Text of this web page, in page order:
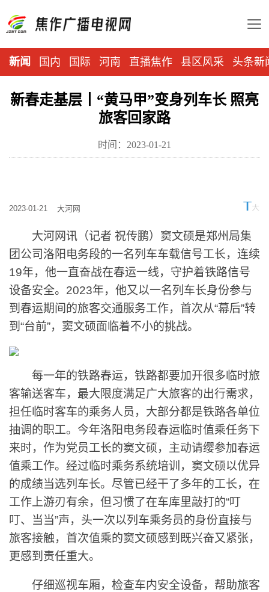
新闻 国内 国际 河南 直播焦作 县区风采 头条新
新春走基层丨“黄马甲”变身列车长 照亮
旅客回家路
时间：2023-01-21
2023-01-21 大河网
大河网讯（记者 祝传鹏）窦文硕是郑州局集
团公司洛阳电务段的一名列车车载信号工长，连续
19年，他一直奋战在春运一线，守护着铁路信号
设备安全。2023年，他又以一名列车长身份参与
到春运期间的旅客交通服务工作，首次从“幕后”转
到“台前”，窦文硕面临着不小的挑战。
每一年的铁路春运，铁路都要加开很多临时旅
客输送客车，最大限度满足广大旅客的出行需求，
担任临时客车的乘务人员，大部分都是铁路各单位
抽调的职工。今年洛阳电务段春运临时值乘任务下
来时，作为党员工长的窦文硕，主动请缨参加春运
值乘工作。经过临时乘务系统培训，窦文硕以优异
的成绩当选列车长。尽管已经干了多年的工长，在
工作上游刃有余，但习惯了在车库里敲打的“叮
叮、当当”声，头一次以列车乘务员的身份直接与
旅客接触，首次值乘的窦文硕感到既兴奋又紧张，
更感到责任重大。
仔细巡视车厢，检查车内安全设备，帮助旅客